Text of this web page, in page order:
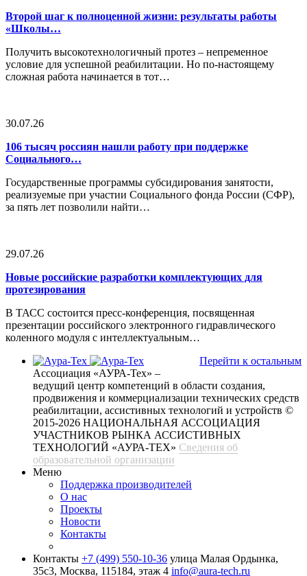
Второй шаг к полноценной жизни: результаты работы
«Школы…
Получить высокотехнологичный протез – непременное
условие для успешной реабилитации. Но по-настоящему
сложная работа начинается в тот…
30.07.26
106 тысяч россиян нашли работу при поддержке
Социального…
Государственные программы субсидирования занятости,
реализуемые при участии Социального фонда России (СФР),
за пять лет позволили найти…
29.07.26
Новые российские разработки комплектующих для
протезирования
В ТАСС состоится пресс-конференция, посвященная
презентации российского электронного гидравлического
коленного модуля с интеллектуальным…
Перейти к остальным
Ассоциация «АУРА-Тех» –
ведущий центр компетенций в области создания,
продвижения и коммерциализации технических средств
реабилитации, ассистивных технологий и устройств ©
2015-2026 НАЦИОНАЛЬНАЯ АССОЦИАЦИЯ
УЧАСТНИКОВ РЫНКА АССИСТИВНЫХ
ТЕХНОЛОГИЙ «АУРА-ТЕХ» Сведения об
образовательной организации
Меню
Поддержка производителей
О нас
Проекты
Новости
Контакты
Контакты +7 (499) 550-10-36 улица Малая Ордынка,
35с3, Москва, 115184, этаж 4 info@aura-tech.ru